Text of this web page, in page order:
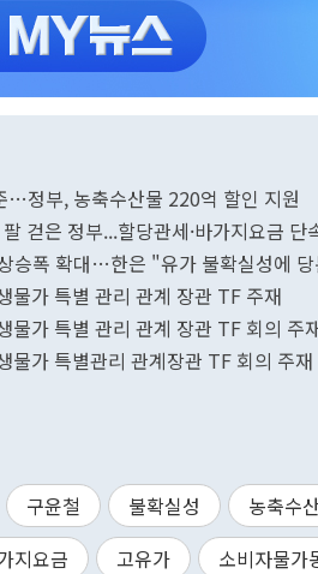
…정부, 농축수산물 220억 할인 지원
걷은 정부...할당관세·바가지요금 단
승폭 확대…한은 "유가 불확실성에
물가 특별 관리 관계 장관 TF 주재
물가 특별 관리 관계 장관 TF 회의 주
물가 특별관리 관계장관 TF 회의 주재
구윤철 불확실성 농축수
지요금 고유가 소비자물가